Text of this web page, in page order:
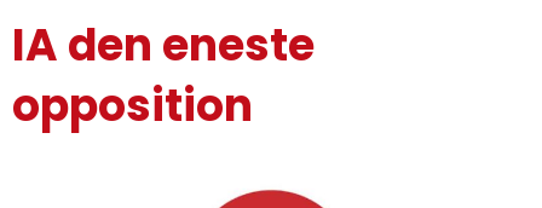
IA den eneste
opposition